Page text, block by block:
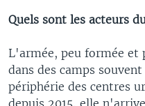
Quels sont les acteurs
L'armée, peu formée et
dans des camps
périphérie des centres
depuis 2015, elle